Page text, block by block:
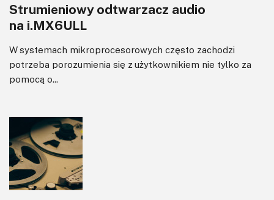
Strumieniowy odtwarzacz audio
na i.MX6ULL
W systemach mikroprocesorowych często zachodzi
potrzeba porozumienia się z użytkownikiem nie tylko za
pomocą o...